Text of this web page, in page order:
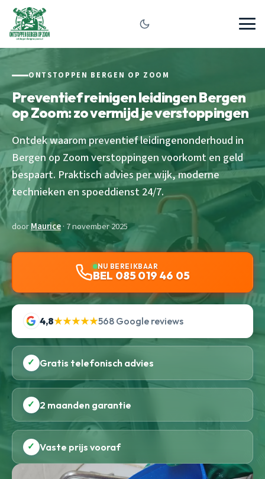
ONTSTOPPEN BERGEN OP ZOOM
Preventief reinigen leidingen Bergen
op Zoom: zo vermijd je verstoppingen
Ontdek waarom preventief leidingenonderhoud in
Bergen op Zoom verstoppingen voorkomt en geld
bespaart. Praktisch advies per wijk, moderne
technieken en spoeddienst 24/7.
doorMaurice· 7 november 2025
NU BEREIKBAAR
BEL 085 019 46 05
4,8★★★★★568 Google reviews
✓ Gratis telefonisch advies
✓ 2 maanden garantie
✓ Vaste prijs vooraf